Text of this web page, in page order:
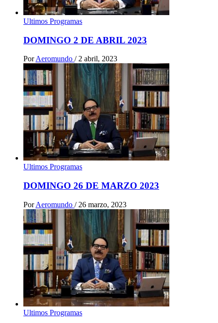
Ultimos Programas
DOMINGO 2 DE ABRIL 2023
Por Aeromundo / 2 abril, 2023
Ultimos Programas
DOMINGO 26 DE MARZO 2023
Por Aeromundo / 26 marzo, 2023
Ultimos Programas